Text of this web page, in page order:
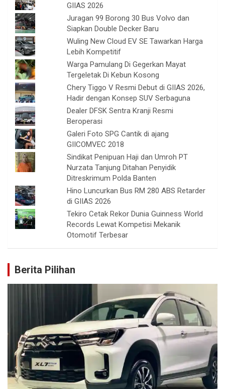
GIIAS 2026
Juragan 99 Borong 30 Bus Volvo dan
Siapkan Double Decker Baru
Wuling New Cloud EV SE Tawarkan Harga
Lebih Kompetitif
Warga Pamulang Di Gegerkan Mayat
Tergeletak Di Kebun Kosong
Chery Tiggo V Resmi Debut di GIIAS 2026,
Hadir dengan Konsep SUV Serbaguna
Dealer DFSK Sentra Kranji Resmi
Beroperasi
Galeri Foto SPG Cantik di ajang
GIICOMVEC 2018
Sindikat Penipuan Haji dan Umroh PT
Nurzata Tanjung Ditahan Penyidik
Ditreskrimum Polda Banten
Hino Luncurkan Bus RM 280 ABS Retarder
di GIIAS 2026
Tekiro Cetak Rekor Dunia Guinness World
Records Lewat Kompetisi Mekanik
Otomotif Terbesar
Berita Pilihan